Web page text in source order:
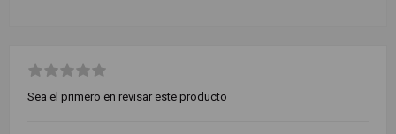
Sea el primero en revisar este producto